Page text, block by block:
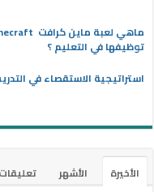
توظيفها في التعليم ؟
استراتيجية الاستقصاء في
الأخيرة الأشهر تعليقات